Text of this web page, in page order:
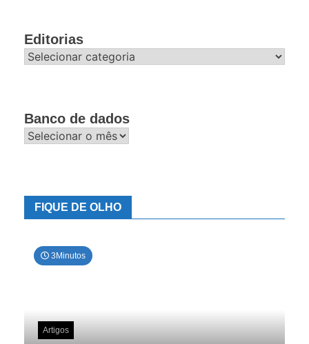
Editorias
Editorias
Banco de dados
Banco
FIQUE DE OLHO
3Minutos
Artigos